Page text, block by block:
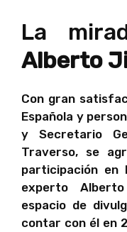
La
Alberto
Con gran
Española y
y Secretario
Traverso, se
participación en
experto
espacio de
contar con él en